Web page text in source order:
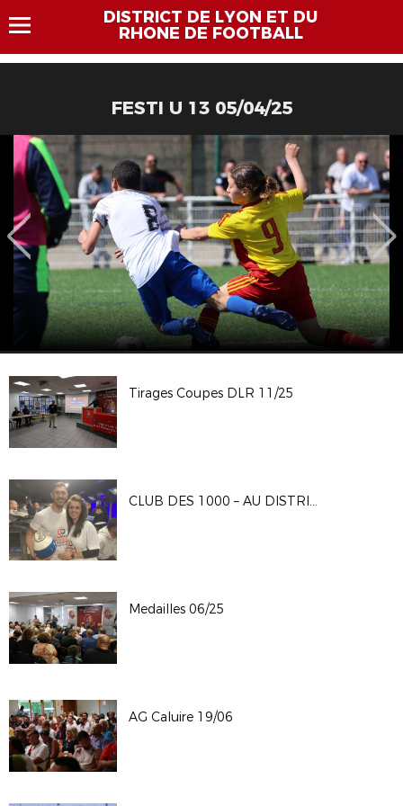
DISTRICT DE LYON ET DU
RHONE DE FOOTBALL
FESTI U 13 05/04/25
Tirages Coupes DLR 11/25
CLUB DES 1000 – AU DISTRICT LE CHALLENGE ENTREPRISES…
Medailles 06/25
AG Caluire 19/06